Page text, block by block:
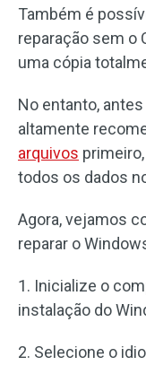
Também é
reparação sem o
uma cópia
No entanto,
altamente
arquivos
todos os dados
Agora, vejamos
reparar o
1. Inicialize o
instalação do
2. Selecione o